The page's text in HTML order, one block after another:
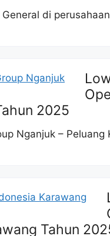
di
2025
Nganjuk – Peluang
Tahun